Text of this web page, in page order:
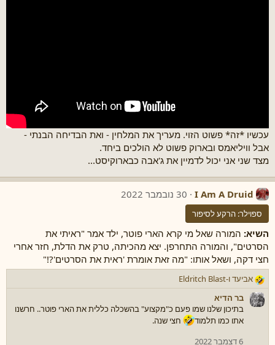
עכשיו *זה* פשוט הזוי. מעריך את המלחין - ואת הבדיחה הבנתי -
אבל וויליאמס ובארוק פשוט לא הולכים ביחד.
מצד שני אני יכול לדמיין את ג'אבה כבארוקיסט...
I Am A Druid 30 נובמבר 2022
ספוילר: הרקע לסיפור
השיא: המורה שאל מי קרא הארי פוטר, ילד אמר "ראיתי את
הסרטים", והמורה התחרפן. יצא מהכיתה, טרק את הדלת, חזר אחרי
חצי דקה, ושאל אותו: "מה זאת אומרת 'ראית את הסרטים'?!"
ר
ג
ש
אביעדו-Eldritch Blast
בר הדיא
בתיכון שלנו שמו פעם כ"מקצוע" בהשכלה כללית את הארי פוטר.. חרשנו
אתו כמו תלמוד
חצי שנה.
6 דצמבר 2022